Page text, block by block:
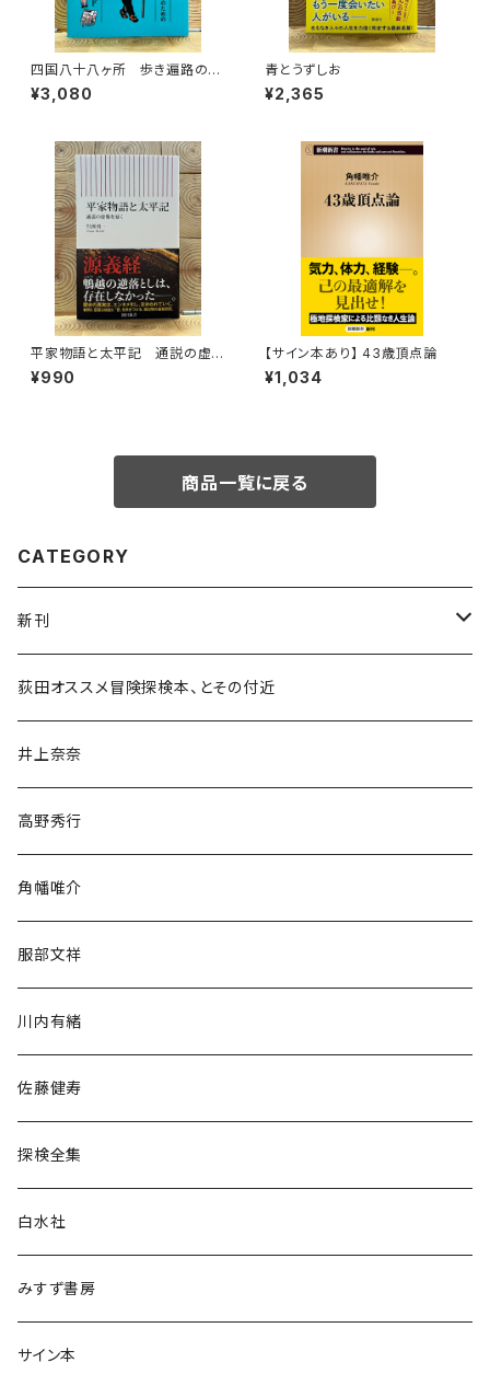
四国八十八ヶ所 歩き遍路のた
めの完全ガイド
¥3,080
青とうずしお
¥2,365
平家物語と太平記 通説の虚
像を暴く
¥990
【サイン本あり】 43歳頂点論
¥1,034
商品一覧に戻る
CATEGORY
新刊
和書
文学・小説・物語
随筆・ノンフィクション・その他
民族・風習
言語・ことば
荻田オススメ冒険探検本、とその付近
井上奈奈
高野秀行
角幡唯介
服部文祥
川内有緒
佐藤健寿
探検全集
白水社
みすず書房
サイン本